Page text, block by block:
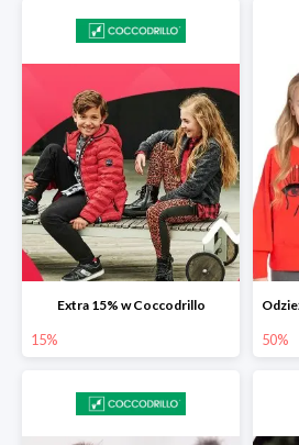
Extra 15% w Coccodrillo
15% 50%